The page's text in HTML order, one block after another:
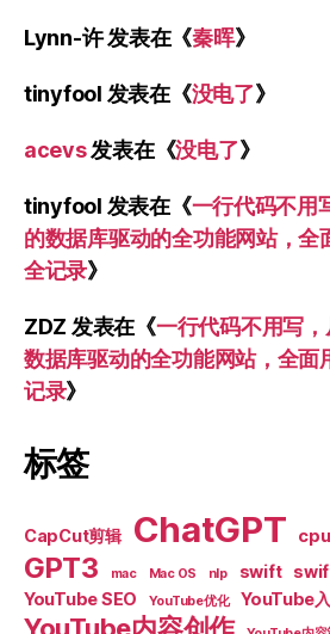
Lynn-许发表在《秦晖》
tinyfool 发表在《没电了》
acevs发表在《没电了》
tinyfool 发表在《一行代码不用
的数据库驱动的全功能网站，全
全记录》
ZDZ 发表在《一行代码不用写
数据库驱动的全功能网站，全面
记录》
标签
CapCut剪辑 ChatGPT cpu
GPT3 mac Mac OS nlp swift
YouTube SEO YouTube优化 YouTube